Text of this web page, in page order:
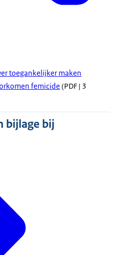
toegankelijker maken
femicide (PDF | 3
bijlage bij